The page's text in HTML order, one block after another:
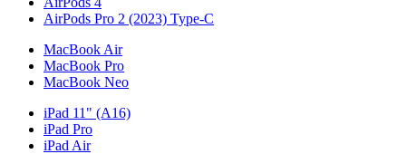
AirPods Pro 2 (2023) Type-C
MacBook Air
MacBook Pro
MacBook Neo
iPad 11" (A16)
iPad Pro
iPad Air